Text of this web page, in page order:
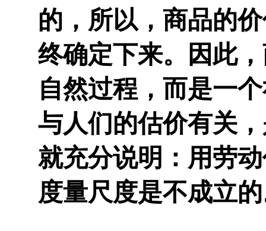
的，所以，商品的
终确定下来。因此
自然过程，而是一
与人们的估价有关
就充分说明：用劳
度量尺度是不成立